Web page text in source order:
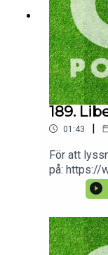
189.
01:43 |
För att
på: https://
r:13:06